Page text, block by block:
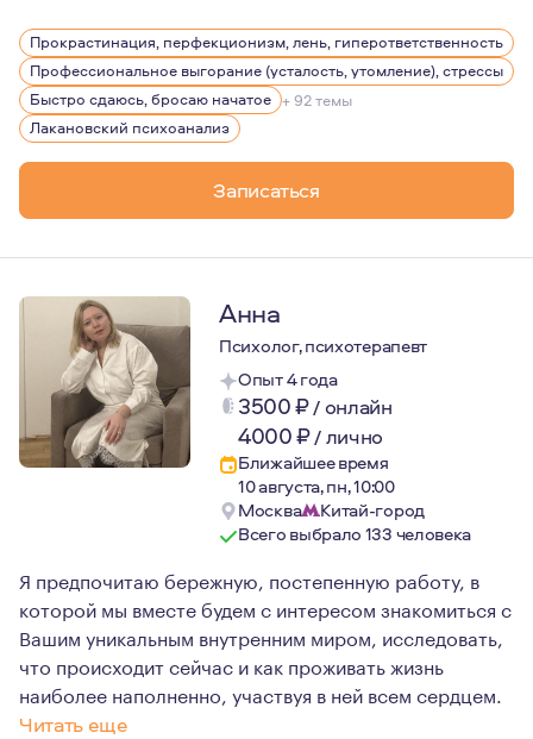
Люблю людей и смотрю на каждого как на
Интересуюсь искусством, литературой, люблю
Посмотреть мои тексты по анализу фильмов можно на
http://chitatkino.ru/lobster
http://chitatkino.ru/feya
http://chitatkino.ru/vernost
http://chitatkino.ru/21nuits
Телеграмм канал с текстами и подкастом: «сквозь
Прокрастинация, перфекционизм, лень, гиперответственность
Профессиональное выгорание (усталость, утомление), стрессы
Быстро сдаюсь, бросаю начатое + 92 темы
Лакановский психоанализ
Записаться
Анна
Психолог, психотерапевт
Опыт 4 года
3500₽/ онлайн
4000₽/лично
Ближайшее время
10 августа, пн, 10:00
Москва
Китай-город
Всего выбрало 133 человека
Я предпочитаю бережную, постепенную работу, в
которой мы вместе будем с интересом знакомиться с
Вашим уникальным внутренним миром, исследовать,
что происходит сейчас и как проживать жизнь
наиболее наполненно, участвуя в ней всем сердцем.
Читать еще